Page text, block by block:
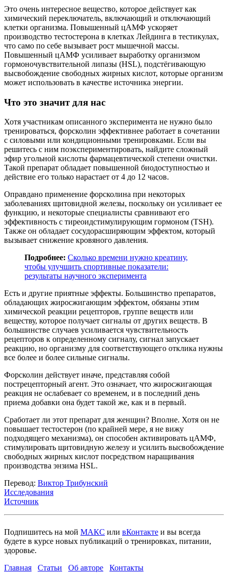
Это очень интересное вещество, которое действует как
химический переключатель, включающий и отключающий
клетки организма. Повышенный цАМФ ускоряет
производство тестостерона в клетках Лейдинга в тестикулах,
что само по себе вызывает рост мышечной массы.
Повышенный цАМФ усиливает выработку организмом
гормоночувствительной липазы (HSL), подстёгивающую
высвобождение свободных жирных кислот, которые организм
может использовать в качестве источника энергии.
Что это значит для нас
Хотя участникам описанного эксперимента не нужно было
тренироваться, форсколин эффективнее работает в сочетании
с силовыми или кондиционными тренировками. Если вы
решитесь с ним поэкспериментировать, найдите сложный
эфир угольной кислоты фармацевтической степени очистки.
Такой препарат обладает повышенной биодоступностью и
действие его только нарастает от 4 до 12 часов.
Оправдано применение форсколина при некоторых
заболеваниях щитовидной железы, поскольку он усиливает ее
функцию, и некоторые специалисты сравнивают его
эффективность с тиреоидстимулирующим гормоном (TSH).
Также он обладает сосудорасширяющим эффектом, который
вызывает снижение кровяного давления.
Подробнее: Сколько времени нужно креатину,
чтобы улучшить спортивные показатели:
результаты научного эксперимента
Есть и другие приятные эффекты. Большинство препаратов,
обладающих жиросжигающим эффектом, обязаны этим
химической реакции рецепторов, группе веществ или
веществу, которое получает сигналы от других веществ. В
большинстве случаев усиливается чувствительность
рецепторов к определенному сигналу, сигнал запускает
реакцию, но организму для соответствующего отклика нужны
все более и более сильные сигналы.
Форсколин действует иначе, представляя собой
пострецепторный агент. Это означает, что жиросжигающая
реакция не ослабевает со временем, и в последний день
приема добавки она будет такой же, как и в первый.
Сработает ли этот препарат для женщин? Вполне. Хотя он не
повышает тестостерон (по крайней мере, я не вижу
подходящего механизма), он способен активировать цАМФ,
стимулировать щитовидную железу и усилить высвобождение
свободных жирных кислот посредством наращивания
производства энзима HSL.
Перевод: Виктор Трибунский
Исследования
Источник
Подпишитесь на мой МАКС или вКонтакте и вы всегда
будете в курсе новых публикаций о тренировках, питании,
здоровье.
Главная
Статьи Об авторе Контакты